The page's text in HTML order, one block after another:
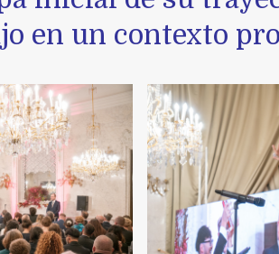
en un contexto